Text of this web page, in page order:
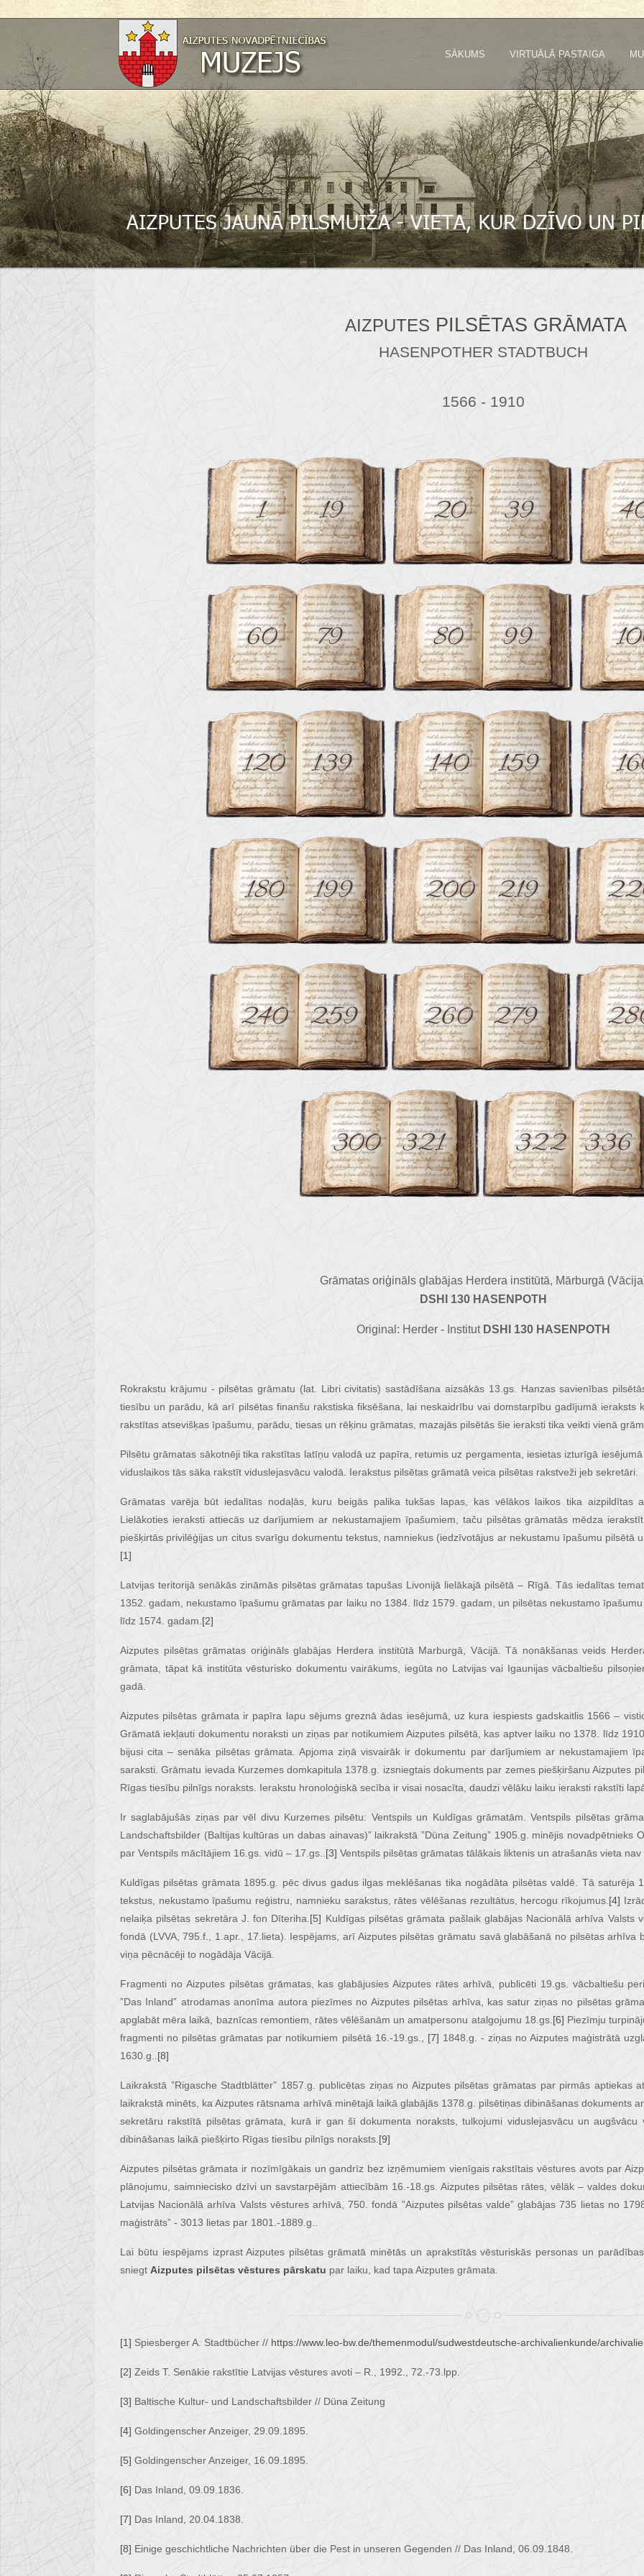
SĀKUMS VIRTUĀLĀ PASTAIGA
AIZPUTES PILSĒTAS GRĀMATA
HASENPOTHER STADTBUCH
1566 - 1910
Grāmatas oriģināls glabājas Herdera institūtā, Mārburgā
DSHI 130 HASENPOTH
Original: Herder - Institut DSHI 130 HASENPOTH
Rokrakstu krājumu - pilsētas grāmatu (lat. Libri civitatis) sastādīšana aizsākās 13.gs. Hanzas savienības
tiesību un parādu, kā arī pilsētas finanšu rakstiska fiksēšana, lai neskaidrību vai domstarpību gadījumā ieraksts
rakstītas atsevišķas īpašumu, parādu, tiesas un rēķinu grāmatas, mazajās pilsētās šie ieraksti tika veikti vienā
Pilsētu grāmatas sākotnēji tika rakstītas latīņu valodā uz papīra, retumis uz pergamenta, iesietas izturīgā
viduslaikos tās sāka rakstīt viduslejasvācu valodā. Ierakstus pilsētas grāmatā veica pilsētas rakstveži jeb sekretāri.
Grāmatas varēja būt iedalītas nodaļās, kuru beigās palika tukšas lapas, kas vēlākos laikos tika aizpildītas
Lielākoties ieraksti attiecās uz darījumiem ar nekustamajiem īpašumiem, taču pilsētas grāmatās mēdza
piešķirtās privilēģijas un citus svarīgu dokumentu tekstus, namniekus (iedzīvotājus ar nekustamu īpašumu pilsētā
[1]
Latvijas teritorijā senākās zināmās pilsētas grāmatas tapušas Livonijā lielākajā pilsētā – Rīgā. Tās iedalītas
1352. gadam, nekustamo īpašumu grāmatas par laiku no 1384. līdz 1579. gadam, un pilsētas nekustamo
līdz 1574. gadam. [2]
Aizputes pilsētas grāmatas oriģināls glabājas Herdera institūtā Marburgā, Vācijā. Tā nonākšanas veids
grāmata, tāpat kā institūta vēsturisko dokumentu vairākums, iegūta no Latvijas vai Igaunijas vācbaltiešu
gadā.
Aizputes pilsētas grāmata ir papīra lapu sējums greznā ādas iesējumā, uz kura iespiests gadskaitlis 1566 –
Grāmatā iekļauti dokumentu noraksti un ziņas par notikumiem Aizputes pilsētā, kas aptver laiku no 1378. līdz
bijusi cita – senāka pilsētas grāmata. Apjoma ziņā visvairāk ir dokumentu par darījumiem ar nekustamajiem
saraksti. Grāmatu ievada Kurzemes domkapitula 1378.g. izsniegtais dokuments par zemes piešķiršanu Aizputes
Rīgas tiesību pilnīgs noraksts. Ierakstu hronoloģiskā secība ir visai nosacīta, daudzi vēlāku laiku ieraksti rakstīti
Ir saglabājušās ziņas par vēl divu Kurzemes pilsētu: Ventspils un Kuldīgas grāmatām. Ventspils pilsētas
Landschaftsbilder (Baltijas kultūras un dabas ainavas)” laikrakstā ”Düna Zeitung” 1905.g. minējis novadpētnieks
par Ventspils mācītājiem 16.gs. vidū – 17.gs.. [3] Ventspils pilsētas grāmatas tālākais liktenis un atrašanās vieta
Kuldīgas pilsētas grāmata 1895.g. pēc divus gadus ilgas meklēšanas tika nogādāta pilsētas valdē. Tā saturēja
tekstus, nekustamo īpašumu reģistru, namnieku sarakstus, rātes vēlēšanas rezultātus, hercogu rīkojumus. [4]
nelaiķa pilsētas sekretāra J. fon Dīteriha. [5] Kuldīgas pilsētas grāmata pašlaik glabājas Nacionālā arhīva Valsts
fondā (LVVA, 795.f., 1.apr., 17.lieta). Iespējams, arī Aizputes pilsētas grāmatu savā glabāšanā no pilsētas arhīva
viņa pēcnācēji to nogādāja Vācijā.
Fragmenti no Aizputes pilsētas grāmatas, kas glabājusies Aizputes rātes arhīvā, publicēti 19.gs. vācbaltiešu
”Das Inland” atrodamas anonīma autora piezīmes no Aizputes pilsētas arhīva, kas satur ziņas no pilsētas
apglabāt mēra laikā, baznīcas remontiem, rātes vēlēšanām un amatpersonu atalgojumu 18.gs. [6] Piezīmju
fragmenti no pilsētas grāmatas par notikumiem pilsētā 16.-19.gs., [7] 1848.g. - ziņas no Aizputes maģistrātā
1630.g.. [8]
Laikrakstā ”Rigasche Stadtblätter” 1857.g. publicētas ziņas no Aizputes pilsētas grāmatas par pirmās aptiekas
laikrakstā minēts, ka Aizputes rātsnama arhīvā minētajā laikā glabājās 1378.g. pilsētiņas dibināšanas dokuments
sekretāru rakstītā pilsētas grāmata, kurā ir gan šī dokumenta noraksts, tulkojumi viduslejasvācu un augšvācu
dibināšanas laikā piešķirto Rīgas tiesību pilnīgs noraksts. [9]
Aizputes pilsētas grāmata ir nozīmīgākais un gandrīz bez izņēmumiem vienīgais rakstītais vēstures avots par
plānojumu, saimniecisko dzīvi un savstarpējām attiecībām 16.-18.gs. Aizputes pilsētas rātes, vēlāk – valdes
Latvijas Nacionālā arhīva Valsts vēstures arhīvā, 750. fondā ”Aizputes pilsētas valde” glabājas 735 lietas no
maģistrāts” - 3013 lietas par 1801.-1889.g..
Lai būtu iespējams izprast Aizputes pilsētas grāmatā minētās un aprakstītās vēsturiskās personas un
sniegt Aizputes pilsētas vēstures pārskatu par laiku, kad tapa Aizputes grāmata.
[1] Spiesberger A. Stadtbücher // https://www.leo-bw.de/themenmodul/sudwestdeutsche-archivalienkunde/
[2] Zeids T. Senākie rakstītie Latvijas vēstures avoti – R., 1992., 72.-73.lpp.
[3] Baltische Kultur- und Landschaftsbilder // Düna Zeitung
[4] Goldingenscher Anzeiger, 29.09.1895.
[5] Goldingenscher Anzeiger, 16.09.1895.
[6] Das Inland, 09.09.1836.
[7] Das Inland, 20.04.1838.
[8] Einige geschichtliche Nachrichten über die Pest in unseren Gegenden // Das Inland, 06.09.1848.